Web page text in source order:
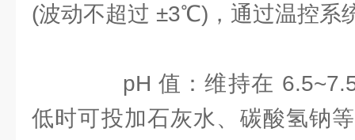
(波动不超过 ±3℃)，通过温控系
pH 值：维持在 6.5~7.5
低时可投加石灰水、碳酸氢钠